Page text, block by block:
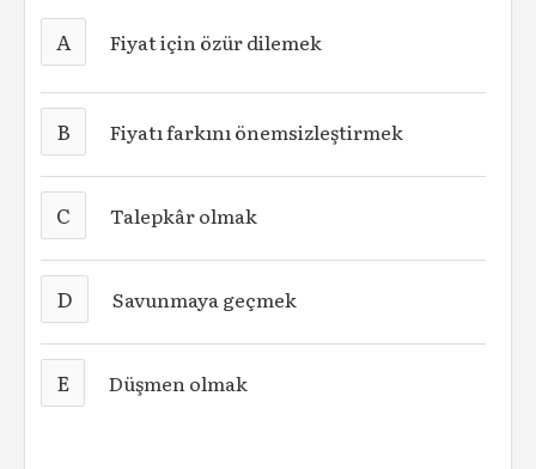
A Fiyat için özür dilemek
B Fiyatı farkını önemsizleştirmek
C Talepkâr olmak
D Savunmaya geçmek
E Düşmen olmak